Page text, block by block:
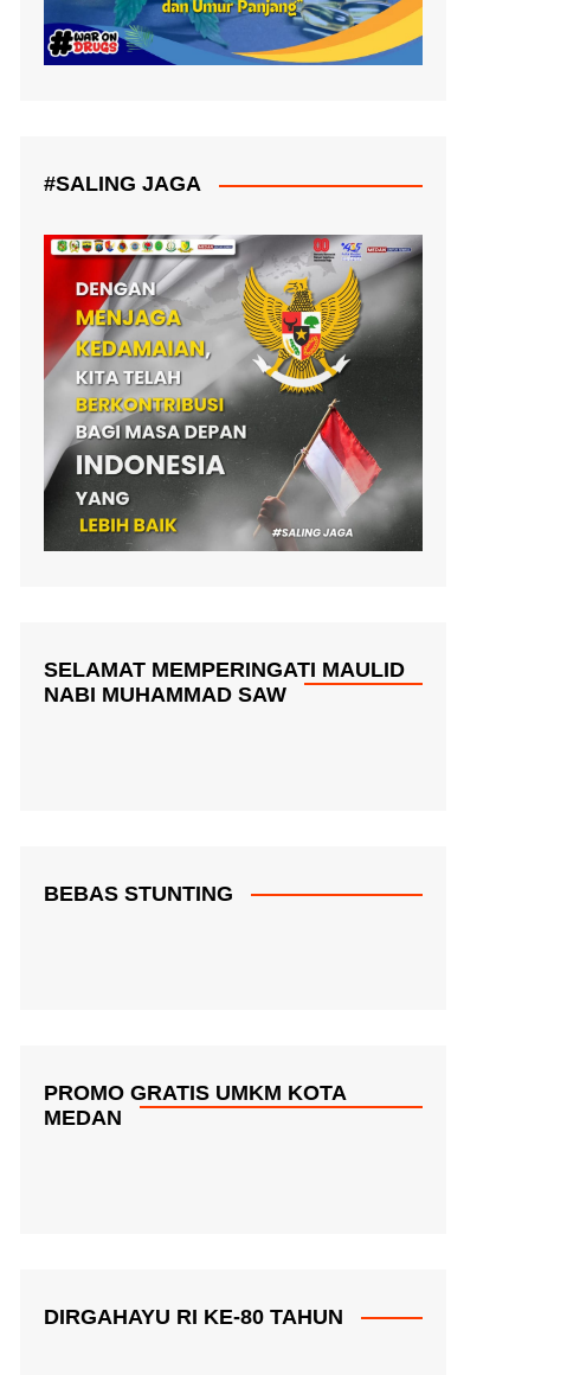
#SALING JAGA
SELAMAT MEMPERINGATI MAULID
NABI MUHAMMAD SAW
BEBAS STUNTING
PROMO GRATIS UMKM KOTA
MEDAN
DIRGAHAYU RI KE-80 TAHUN